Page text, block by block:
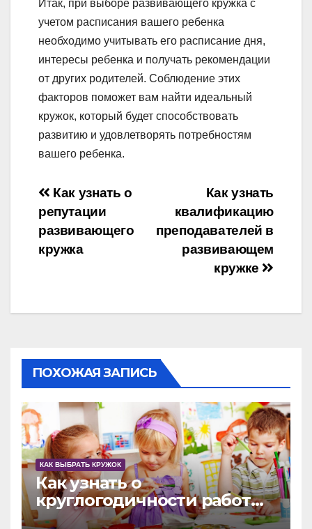
Итак, при выборе развивающего кружка с
учетом расписания вашего ребенка
необходимо учитывать его расписание дня,
интересы ребенка и получать рекомендации
от других родителей. Соблюдение этих
факторов поможет вам найти идеальный
кружок, который будет способствовать
развитию и удовлетворять потребностям
вашего ребенка.
Навигация
по
записям
Как узнать
квалификацию
преподавателей в
развивающем
кружке
Как узнать о
репутации
развивающего
кружка
ПОХОЖАЯ ЗАПИСЬ
КАК ВЫБРАТЬ КРУЖОК
Как узнать о
круглогодичности работы
развивающего кружка